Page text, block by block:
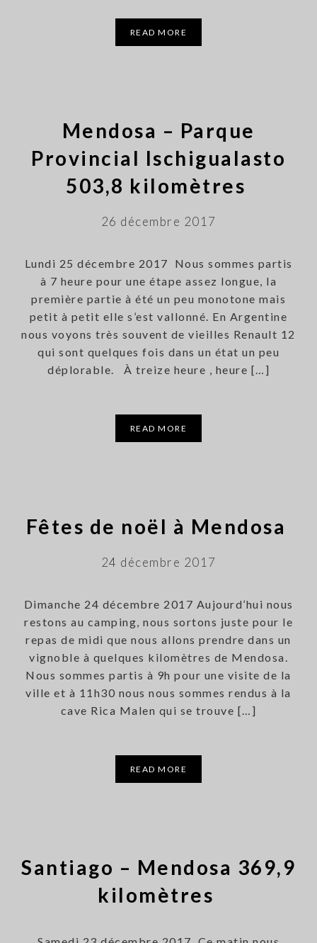
READ MORE
Mendosa – Parque
Provincial Ischigualasto
503,8 kilomètres
26 décembre 2017
Lundi 25 décembre 2017 Nous sommes partis
à 7 heure pour une étape assez longue, la
première partie à été un peu monotone mais
petit à petit elle s’est vallonné. En Argentine
nous voyons très souvent de vieilles Renault 12
qui sont quelques fois dans un état un peu
déplorable. À treize heure , heure […]
READ MORE
Fêtes de noël à Mendosa
24 décembre 2017
Dimanche 24 décembre 2017 Aujourd’hui nous
restons au camping, nous sortons juste pour le
repas de midi que nous allons prendre dans un
vignoble à quelques kilomètres de Mendosa.
Nous sommes partis à 9h pour une visite de la
ville et à 11h30 nous nous sommes rendus à la
cave Rica Malen qui se trouve […]
READ MORE
Santiago – Mendosa 369,9
kilomètres